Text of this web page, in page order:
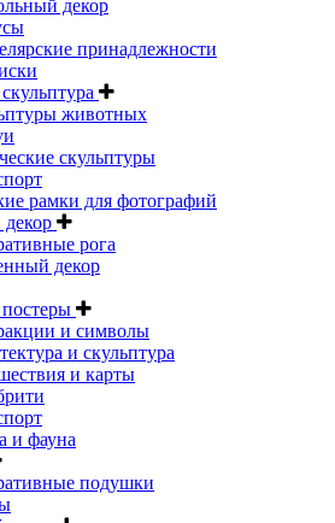
декор
принадлежности
животных
скульптуры
рамки для фотографий
рога
декор
и символы
и скульптура
и карты
и фауна
подушки